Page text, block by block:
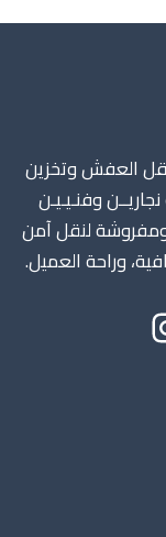
العفش وتخزين
وفنـيـيـن
ومفروشة لنقل آمن
وراحة العميل.